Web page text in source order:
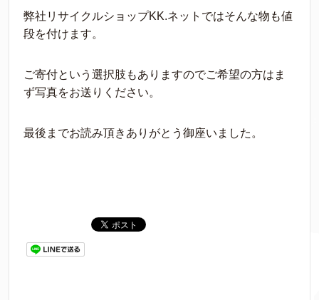
弊社リサイクルショップKK.ネットではそんな物も値
段を付けます。
ご寄付という選択肢もありますのでご希望の方はま
ず写真をお送りください。
最後までお読み頂きありがとう御座いました。